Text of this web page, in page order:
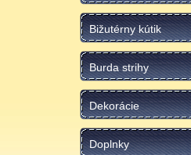
Bižutérny kútik
Burda strihy
Dekorácie
Doplnky